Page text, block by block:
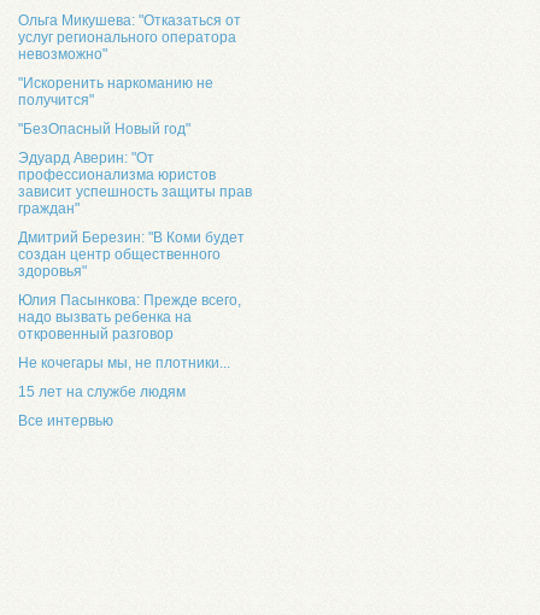
Ольга Микушева: "Отказаться от
услуг регионального оператора
невозможно"
"Искоренить наркоманию не
получится"
"БезОпасный Новый год"
Эдуард Аверин: "От
профессионализма юристов
зависит успешность защиты прав
граждан"
Дмитрий Березин: "В Коми будет
создан центр общественного
здоровья"
Юлия Пасынкова: Прежде всего,
надо вызвать ребенка на
откровенный разговор
Не кочегары мы, не плотники...
15 лет на службе людям
Все интервью